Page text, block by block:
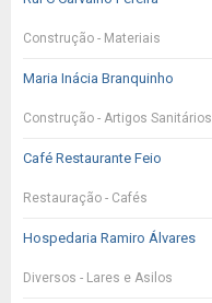
Construção - Materiais
Maria Inácia Branquinho
Construção - Artigos Sanitários
Café Restaurante Feio
Restauração - Cafés
Hospedaria Ramiro Álvares
Diversos - Lares e Asilos